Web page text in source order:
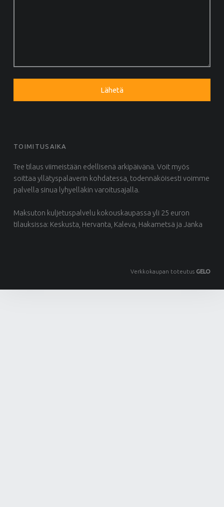
TOIMITUSAIKA
Tee tilaus viimeistään edellisenä arkipäivänä. Voit myös
soittaa yllätyspalaverin kohdatessa, todennäköisesti voimme
palvella sinua lyhyelläkin varoitusajalla.
Maksuton kuljetuspalvelu kokouskaupassa yli 25 euron
tilauksissa: Keskusta, Hervanta, Kaleva, Hakametsä ja Janka
Verkkokaupan toteutus GELO